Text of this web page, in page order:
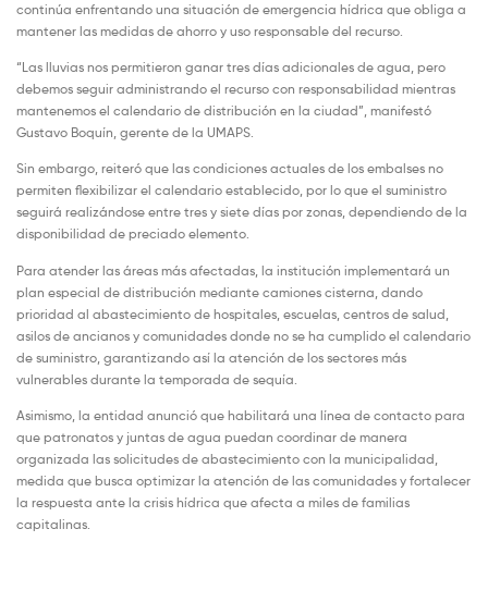
continúa enfrentando una situación de emergencia hídrica que obliga a
mantener las medidas de ahorro y uso responsable del recurso.
“Las lluvias nos permitieron ganar tres días adicionales de agua, pero
debemos seguir administrando el recurso con responsabilidad mientras
mantenemos el calendario de distribución en la ciudad”, manifestó
Gustavo Boquín, gerente de la UMAPS.
Sin embargo, reiteró que las condiciones actuales de los embalses no
permiten flexibilizar el calendario establecido, por lo que el suministro
seguirá realizándose entre tres y siete días por zonas, dependiendo de la
disponibilidad de preciado elemento.
Para atender las áreas más afectadas, la institución implementará un
plan especial de distribución mediante camiones cisterna, dando
prioridad al abastecimiento de hospitales, escuelas, centros de salud,
asilos de ancianos y comunidades donde no se ha cumplido el calendario
de suministro, garantizando así la atención de los sectores más
vulnerables durante la temporada de sequía.
Asimismo, la entidad anunció que habilitará una línea de contacto para
que patronatos y juntas de agua puedan coordinar de manera
organizada las solicitudes de abastecimiento con la municipalidad,
medida que busca optimizar la atención de las comunidades y fortalecer
la respuesta ante la crisis hídrica que afecta a miles de familias
capitalinas.